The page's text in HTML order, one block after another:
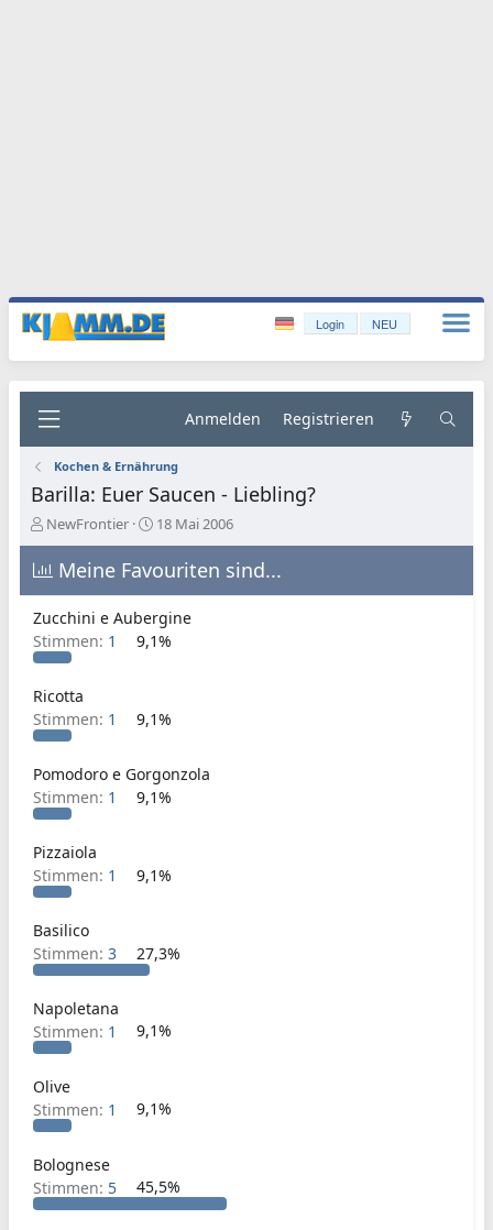
Login NEU
Anmelden Registrieren
Kochen & Ernährung
Barilla: Euer Saucen - Liebling?
E
r
s
t
e
l
l
e
NewFrontier
E
r
s
t
e
l
18 Mai 2006
Meine Favouriten sind...
Zucchini e Aubergine
Stimmen: 1 9,1%
Ricotta
Stimmen: 1 9,1%
Pomodoro e Gorgonzola
Stimmen: 1 9,1%
Pizzaiola
Stimmen: 1 9,1%
Basilico
Stimmen: 3 27,3%
Napoletana
Stimmen: 1 9,1%
Olive
Stimmen: 1 9,1%
Bolognese
Stimmen: 5 45,5%